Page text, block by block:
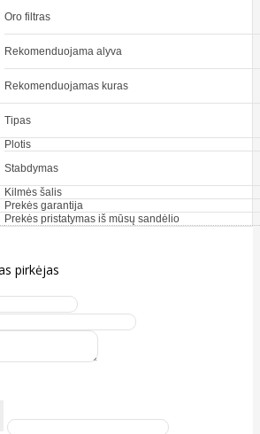
Oro filtras
Rekomenduojama alyva
Rekomenduojamas kuras
Tipas
Plotis
Stabdymas
Kilmės šalis
Prekės garantija
Prekės pristatymas iš mūsų sandėlio
pirkėjas